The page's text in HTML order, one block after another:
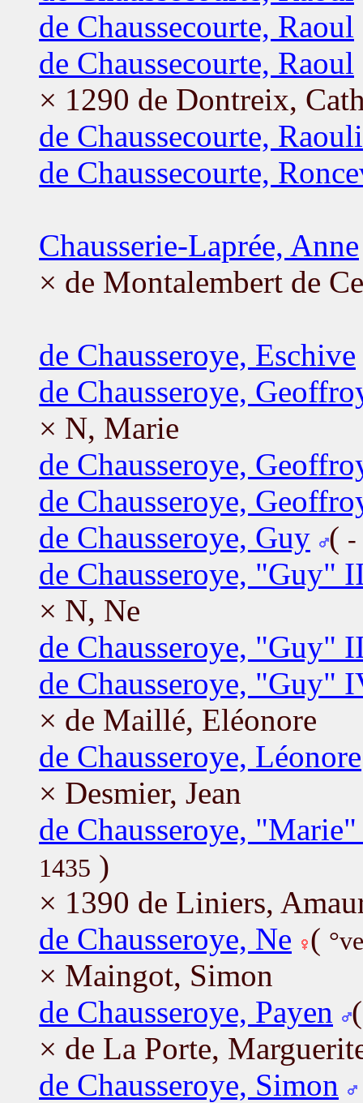
de Chaussecourte, Raoul
de Chaussecourte, Raoul
× 1290 de Dontreix,
de Chaussecourte,
de Chaussecourte,
Chausserie-Laprée, Anne
× de Montalembert de
de Chausseroye, Eschive
de Chausseroye,
× N, Marie
de Chausseroye,
de Chausseroye,
de Chausseroye, Guy ( -
de Chausseroye, "Guy"
× N, Ne
de Chausseroye, "Guy"
de Chausseroye, "Guy"
× de Maillé, Eléonore
de Chausseroye, Léonore
× Desmier, Jean
de Chausseroye,
1435 )
× 1390 de Liniers,
de Chausseroye, Ne (
× Maingot, Simon
de Chausseroye, Payen
× de La Porte,
de Chausseroye, Simon